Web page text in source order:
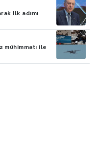
ilk adımı
mühimmatı ile